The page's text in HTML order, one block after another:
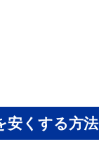
安くする方法